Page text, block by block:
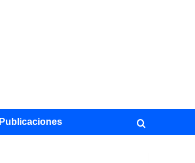
Publicaciones